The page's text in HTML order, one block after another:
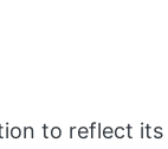
to reflect